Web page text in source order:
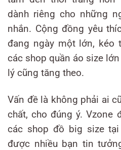
dành riêng cho những
nhắn. Cộng đồng yêu
đang ngày một lớn, kéo
các shop quần áo size
lý cũng tăng theo.
Vấn đề là không phải ai
chất, cho đúng ý. Vzone
các shop đồ big size
được nhiều bạn tin